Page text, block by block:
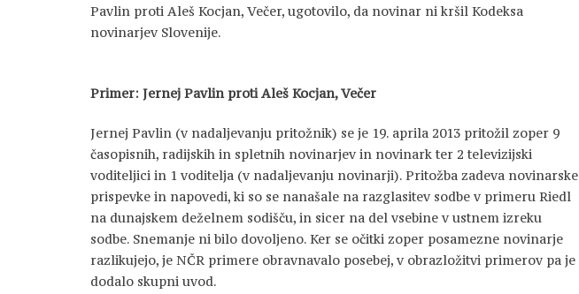
Pavlin proti Aleš Kocjan, Večer, ugotovilo, da novinar ni kršil Kodeksa
novinarjev Slovenije.
Primer: Jernej Pavlin proti Aleš Kocjan, Večer
Jernej Pavlin (v nadaljevanju pritožnik) se je 19. aprila 2013 pritožil zoper 9
časopisnih, radijskih in spletnih novinarjev in novinark ter 2 televizijski
voditeljici in 1 voditelja (v nadaljevanju novinarji). Pritožba zadeva novinarske
prispevke in napovedi, ki so se nanašale na razglasitev sodbe v primeru Riedl
na dunajskem deželnem sodišču, in sicer na del vsebine v ustnem izreku
sodbe. Snemanje ni bilo dovoljeno. Ker se očitki zoper posamezne novinarje
razlikujejo, je NČR primere obravnavalo posebej, v obrazložitvi primerov pa je
dodalo skupni uvod.